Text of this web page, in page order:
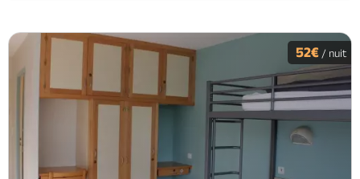
52€ / nuit